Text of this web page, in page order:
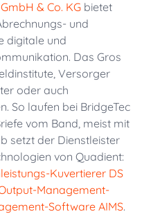
& Co. KG bietet
und
digitale und
Das Gros
Versorger
oder auch
So laufen bei BridgeTec
vom Band, meist mit
setzt der Dienstleister
von Quadient:
Kuvertierer DS
Management-
Software AIMS.